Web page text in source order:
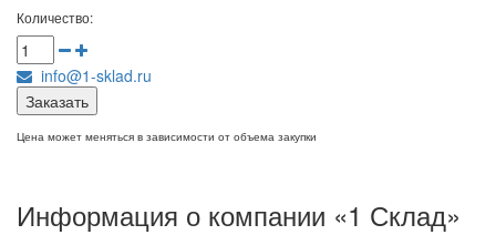
Количество:
info@1-sklad.ru
Заказать
Цена может меняться в зависимости от объема закупки
Информация о компании «1 Склад»